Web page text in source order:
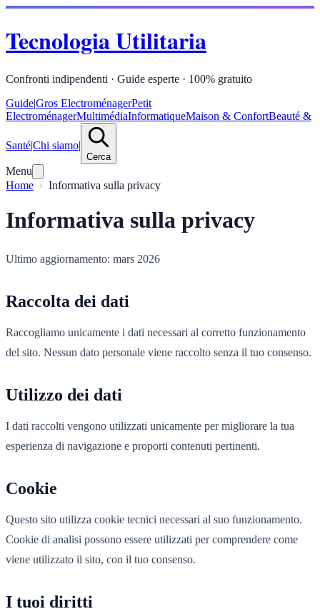
Tecnologia Utilitaria
Confronti indipendenti · Guide esperte · 100% gratuito
Guide|Gros ElectroménagerPetit
ElectroménagerMultimédiaInformatiqueMaison & ConfortBeauté &
Santé|Chi siamo|
Cerca
Menu
Home
Informativa sulla privacy
Informativa sulla privacy
Ultimo aggiornamento: mars 2026
Raccolta dei dati
Raccogliamo unicamente i dati necessari al corretto funzionamento
del sito. Nessun dato personale viene raccolto senza il tuo consenso.
Utilizzo dei dati
I dati raccolti vengono utilizzati unicamente per migliorare la tua
esperienza di navigazione e proporti contenuti pertinenti.
Cookie
Questo sito utilizza cookie tecnici necessari al suo funzionamento.
Cookie di analisi possono essere utilizzati per comprendere come
viene utilizzato il sito, con il tuo consenso.
I tuoi diritti